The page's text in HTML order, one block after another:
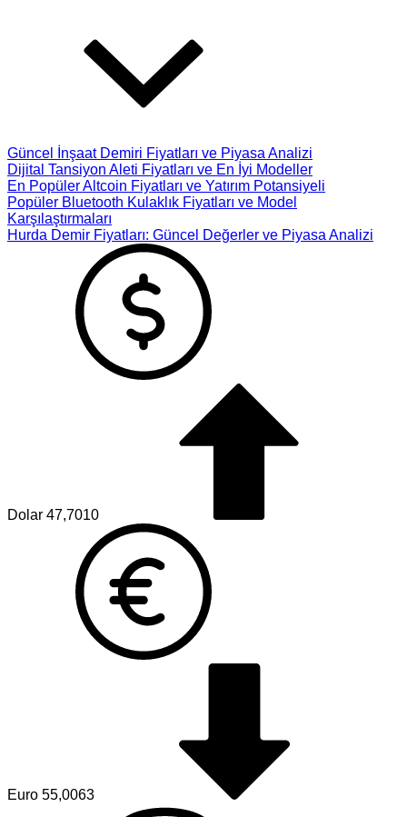
Güncel İnşaat Demiri Fiyatları ve Piyasa Analizi
Dijital Tansiyon Aleti Fiyatları ve En İyi Modeller
En Popüler Altcoin Fiyatları ve Yatırım Potansiyeli
Popüler Bluetooth Kulaklık Fiyatları ve Model
Karşılaştırmaları
Hurda Demir Fiyatları: Güncel Değerler ve Piyasa Analizi
Dolar 47,7010
Euro 55,0063